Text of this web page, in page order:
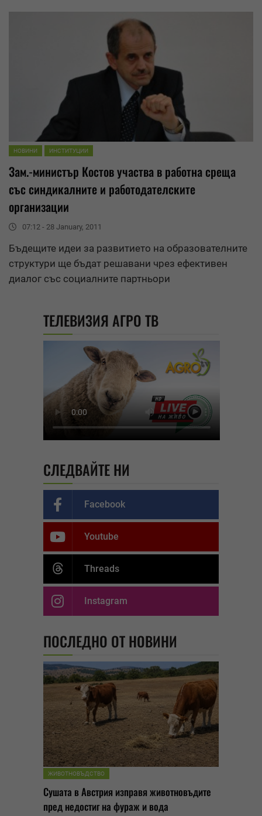
НОВИНИ ИНСТИТУЦИИ
Зам.-министър Костов участва в работна среща
със синдикалните и работодателските
организации
07:12 - 28 January, 2011
Бъдещите идеи за развитието на образователните
структури ще бъдат решавани чрез ефективен
диалог със социалните партньори
ТЕЛЕВИЗИЯ АГРО ТВ
СЛЕДВАЙТЕ НИ
Facebook
Youtube
Threads
Instagram
ПОСЛЕДНО ОТ НОВИНИ
ЖИВОТНОВЪДСТВО
Сушата в Австрия изправя животновъдите
пред недостиг на фураж и вода